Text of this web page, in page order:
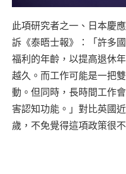
此項研究者之一、日本慶
訴《泰晤士報》：「許多
福利的年齡，以提高退休
越久。而工作可能是一把
動。但同時，長時間工作
害認知功能。」對比英國
歲，不免覺得這項政策很不